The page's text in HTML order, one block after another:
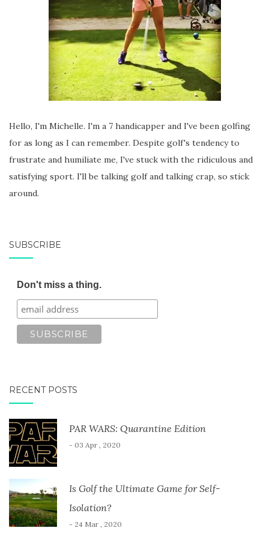
Hello, I'm Michelle. I'm a 7 handicapper and I've been golfing
for as long as I can remember. Despite golf's tendency to
frustrate and humiliate me, I've stuck with the ridiculous and
satisfying sport. I'll be talking golf and talking crap, so stick
around.
SUBSCRIBE
Don't miss a thing.
RECENT POSTS
PAR WARS: Quarantine Edition
- 03 Apr , 2020
Is Golf the Ultimate Game for Self-
Isolation?
- 24 Mar , 2020